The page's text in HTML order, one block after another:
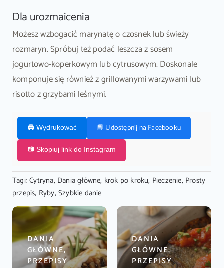
Dla urozmaicenia
Możesz wzbogacić marynatę o czosnek lub świeży
rozmaryn. Spróbuj też podać leszcza z sosem
jogurtowo-koperkowym lub cytrusowym. Doskonale
komponuje się również z grillowanymi warzywami lub
risotto z grzybami leśnymi.
🖨️ Wydrukować 📘 Udostępnij na Facebooku
📷 Skopiuj link do Instagram
Tagi:Cytryna, Dania główne, krok po kroku, Pieczenie, Prosty
przepis, Ryby,Szybkie danie
DANIA
GŁÓWNE,
PRZEPISY
DANIA
GŁÓWNE,
PRZEPISY